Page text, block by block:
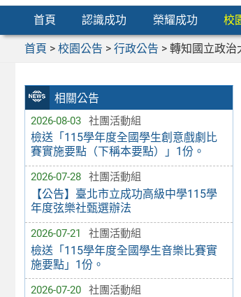
首頁 認識成功 榮耀成功 校
首頁 > 校園公告 > 行政公告 > 轉知國立政治
相關公告
2026-08-03 社團活動組
檢送「115學年度全國學生創意戲劇比
賽實施要點（下稱本要點）」1份。
2026-07-28 社團活動組
【公告】臺北市立成功高級中學115學
年度弦樂社甄選辦法
2026-07-21 社團活動組
檢送「115學年度全國學生音樂比賽實
施要點」1份。
2026-07-20 社團活動組